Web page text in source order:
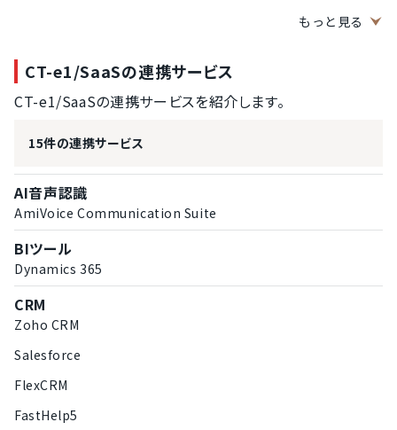
もっと見る
CT-e1/SaaSの連携サービス
CT-e1/SaaSの連携サービスを紹介します。
15件の連携サービス
AI音声認識
AmiVoice Communication Suite
BIツール
Dynamics 365
CRM
Zoho CRM
Salesforce
FlexCRM
FastHelp5